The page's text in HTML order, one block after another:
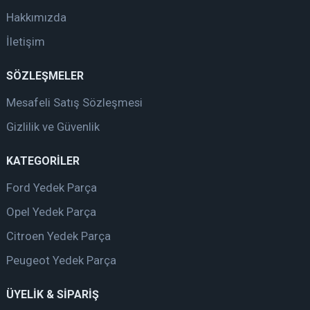
Hakkımızda
İletişim
SÖZLEŞMELER
Mesafeli Satış Sözleşmesi
Gizlilik ve Güvenlik
KATEGORİLER
Ford Yedek Parça
Opel Yedek Parça
Citroen Yedek Parça
Peugeot Yedek Parça
ÜYELİK & SİPARİŞ